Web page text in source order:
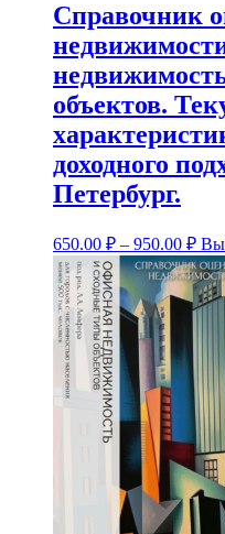
Справочник
объектов.
доходного
Петербург.
650.00 ₽ – 950.00 ₽